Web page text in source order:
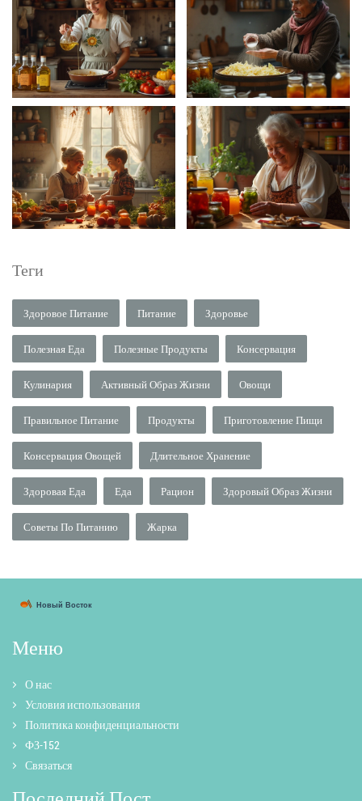
Теги
Здоровое Питание Питание Здоровье
Полезная Еда Полезные Продукты Консервация
Кулинария Активный Образ Жизни Овощи
Правильное Питание Продукты Приготовление Пищи
Консервация Овощей Длительное Хранение
Здоровая Еда Еда Рацион Здоровый Образ Жизни
Советы По Питанию Жарка
Меню
О нас
Условия использования
Политика конфиденциальности
ФЗ-152
Связаться